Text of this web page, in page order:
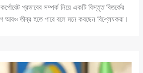
প্রভাবের সম্পর্ক নিয়ে একটি বিস্তৃত বিতর্কের
আরও তীব্র হতে পারে বলে মনে করছেন বিশ্লেষকরা।